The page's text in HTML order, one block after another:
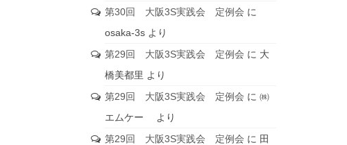
第30回 大阪3S実践会 定例会 に
osaka-3sより
第29回 大阪3S実践会 定例会 に 大
橋美都里 より
第29回 大阪3S実践会 定例会 に ㈱
エムケー
より
第29回 大阪3S実践会 定例会 に 田